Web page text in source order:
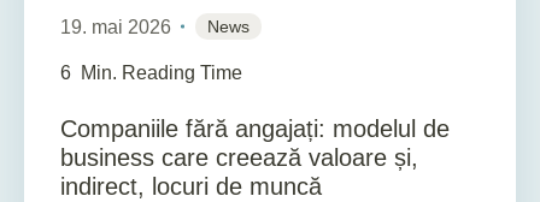
19. mai 2026 News
6 Min. Reading Time
Companiile fără angajați: modelul de
business care creează valoare și,
indirect, locuri de muncă